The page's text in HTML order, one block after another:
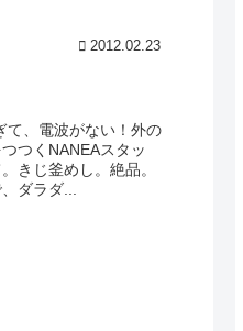
2012.02.23
、電波がない！外の
つくNANEAスタッ
きじ釜めし。絶品。
ダラダ...